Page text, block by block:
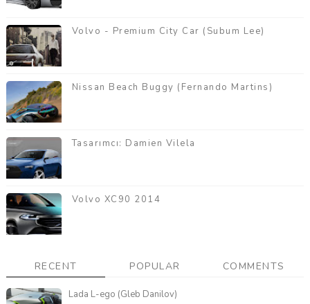
Volvo - Premium City Car (Subum Lee)
Nissan Beach Buggy (Fernando Martins)
Tasarımcı: Damien Vilela
Volvo XC90 2014
RECENT POPULAR COMMENTS
Lada L-ego (Gleb Danilov)